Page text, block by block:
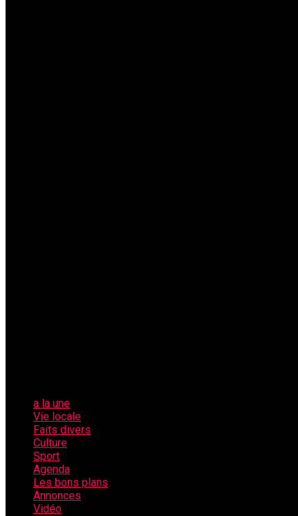
a la une
Vie locale
Faits divers
Culture
Sport
Agenda
Les bons plans
Annonces
Vidéo